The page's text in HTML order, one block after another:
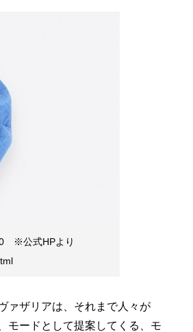
※公式HPより
ァザリアは、それまで人々が
モードとして提案してくる、モ